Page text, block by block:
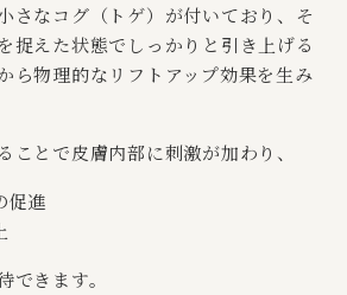
さなコグ（トゲ）が付いており、そ
捉えた状態でしっかりと引き上げる
ら物理的なリフトアップ効果を生み
ことで皮膚内部に刺激が加わり、
促進
できます。